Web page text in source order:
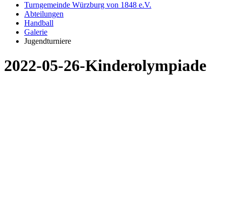
Turngemeinde Würzburg von 1848 e.V.
Abteilungen
Handball
Galerie
Jugendturniere
2022-05-26-Kinderolympiade